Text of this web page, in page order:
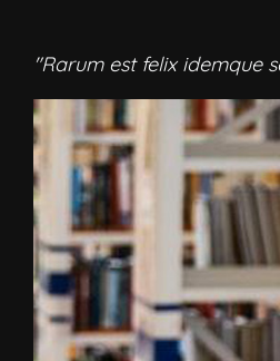
"Rarum est felix idemque